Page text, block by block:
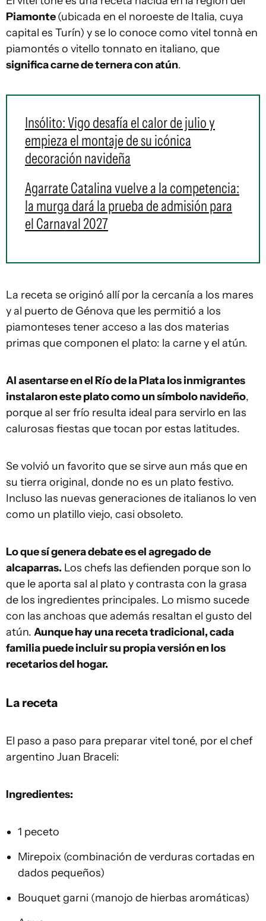
Piamonte(ubicada en el noroeste de Italia, cuya
capital es Turín) y se lo conoce como vitel tonnà en
piamontés o vitello tonnato en italiano, que
significa carne de ternera con atún.
Insólito: Vigo desafía el calor de julio y
empieza el montaje de su icónica
decoración navideña
Agarrate Catalina vuelve a la competencia:
la murga dará la prueba de admisión para
el Carnaval 2027
La receta se originó allí por la cercanía a los mares
y al puerto de Génova que les permitió a los
piamonteses tener acceso a las dos materias
primas que componen el plato: la carne y el atún.
Al asentarse en el Río de la Plata los inmigrantes
instalaron este plato como un símbolo navideño,
porque al ser frío resulta ideal para servirlo en las
calurosas fiestas que tocan por estas latitudes.
Se volvió un favorito que se sirve aun más que en
su tierra original, donde no es un plato festivo.
Incluso las nuevas generaciones de italianos lo ven
como un platillo viejo, casi obsoleto.
Lo que sí genera debate es el agregado de
alcaparras. Los chefs las defienden porque son lo
que le aporta sal al plato y contrasta con la grasa
de los ingredientes principales. Lo mismo sucede
con las anchoas que además resaltan el gusto del
atún. Aunque hay una receta tradicional, cada
familia puede incluir su propia versión en los
recetarios del hogar.
La receta
El paso a paso para preparar vitel toné, por el chef
argentino Juan Braceli:
Ingredientes:
1 peceto
Mirepoix (combinación de verduras cortadas en
dados pequeños)
Bouquet garni (manojo de hierbas aromáticas)